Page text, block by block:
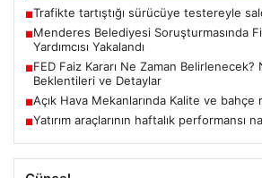
■Trafikte tartıştığı sürücüye testereyle
■Menderes Belediyesi Soruşturmasında
Yardımcısı Yakalandı
■FED Faiz Kararı Ne Zaman Belirlenecek?
Beklentileri ve Detaylar
■Açık Hava Mekanlarında Kalite ve bahçe
■Yatırım araçlarının haftalık performansı